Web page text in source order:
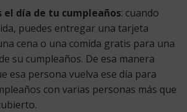
día de tu cumpleaños: cuando
puedes entregar una tarjeta
cena o una comida gratis para una
su cumpleaños. De esa manera
esa persona vuelva ese día para
con varias personas más que